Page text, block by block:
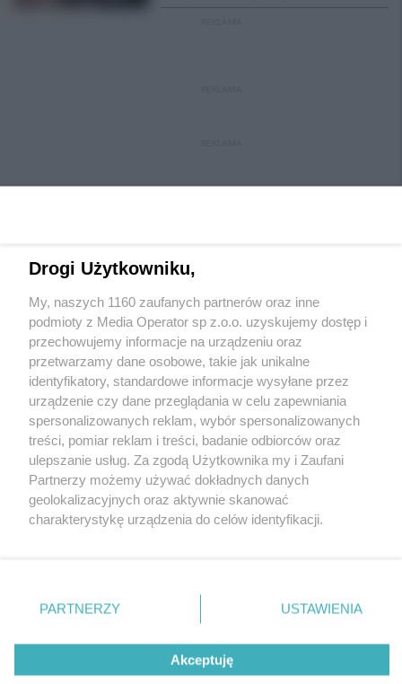
Wydawca mediówlokalnych
Nie zapomnij
zapoznać się z:
polityką prywatności
Twojemiasto
Piekary Śląskie
Chorzów
Tarnowskie Góry
Gliwice
Skontakuj sięz nami
Kontakt
Redakcja
Newsletter
Drogi Użytkowniku,
My, naszych 1160 zaufanych partnerów oraz inne
podmioty z Media Operator sp z.o.o. uzyskujemy dostęp i
przechowujemy informacje na urządzeniu oraz
przetwarzamy dane osobowe, takie jak unikalne
identyfikatory, standardowe informacje wysyłane przez
urządzenie czy dane przeglądania w celu zapewniania
spersonalizowanych reklam, wybór spersonalizowanych
treści, pomiar reklam i treści, badanie odbiorców oraz
ulepszanie usług. Za zgodą Użytkownika my i Zaufani
Partnerzy możemy używać dokładnych danych
geolokalizacyjnych oraz aktywnie skanować
charakterystykę urządzenia do celów identyfikacji.
zmienić/wycofać klikając przycisk ustawień prywatności
znajdujący się w lewym dolnym rogu strony
rodzaje przetwarzania danych nie wymagają zgody
użytkownika, ale masz prawo sprzeciwić się takiemu
przetwarzaniu. Preferencje będą miały zastosowania tylko
PARTNERZY USTAWIENIA
Akceptuję